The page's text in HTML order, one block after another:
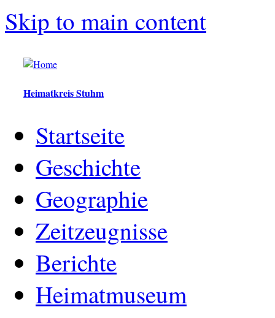
Skip to main content
Heimatkreis Stuhm
Startseite
Geschichte
Geographie
Zeitzeugnisse
Berichte
Heimatmuseum